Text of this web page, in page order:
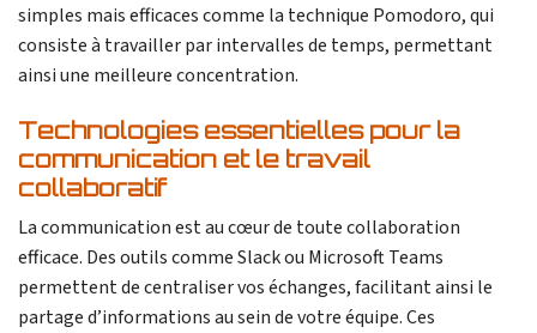
simples mais efficaces comme la technique Pomodoro, qui
consiste à travailler par intervalles de temps, permettant
ainsi une meilleure concentration.
Technologies essentielles pour la
communication et le travail
collaboratif
La communication est au cœur de toute collaboration
efficace. Des outils comme Slack ou Microsoft Teams
permettent de centraliser vos échanges, facilitant ainsi le
partage d’informations au sein de votre équipe. Ces